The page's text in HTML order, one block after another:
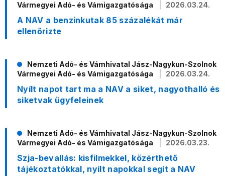
Vármegyei Adó- és Vámigazgatósága
2026.03.24.
A NAV a benzinkutak 85 százalékát már
ellenőrizte
Nemzeti Adó- és Vámhivatal Jász-Nagykun-Szolnok
Vármegyei Adó- és Vámigazgatósága
2026.03.24.
Nyílt napot tart ma a NAV a siket, nagyothalló és
siketvak ügyfeleinek
Nemzeti Adó- és Vámhivatal Jász-Nagykun-Szolnok
Vármegyei Adó- és Vámigazgatósága
2026.03.23.
Szja-bevallás: kisfilmekkel, közérthető
tájékoztatókkal, nyílt napokkal segít a NAV